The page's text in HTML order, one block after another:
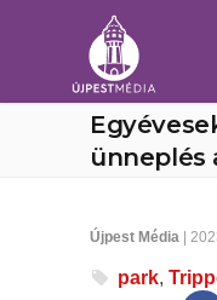
ünneplés
Újpest Média |
park,